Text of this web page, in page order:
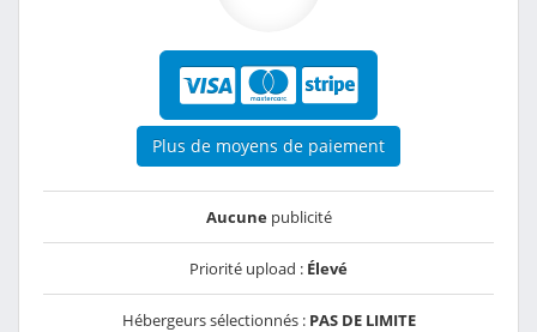
Plus de moyens de paiement
Aucunepublicité
Priorité upload : Élevé
Hébergeurs sélectionnés : PAS DE LIMITE